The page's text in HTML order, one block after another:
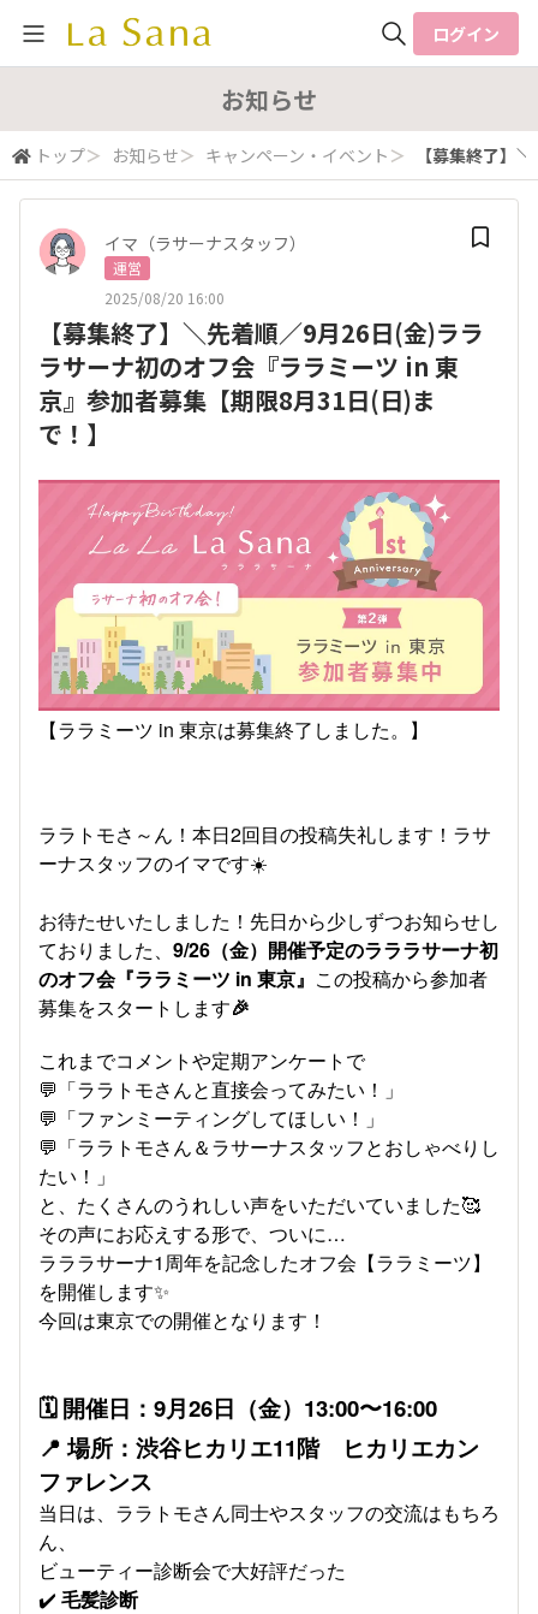
検索
ログイン
お知らせ
トップ＞ お知らせ＞ キャンペーン・イベント ＞ 【募集終了】
イマ（ラサーナスタッフ）
運営
2025/08/20 16:00
【募集終了】＼先着順／9月26日(金)ララ
ラサーナ初のオフ会『ララミーツ in 東
京』参加者募集【期限8月31日(日)ま
で！】
【ララミーツ in 東京は募集終了しました。】
ララトモさ～ん！本日2回目の投稿失礼します！ラサ
ーナスタッフのイマです☀️
お待たせいたしました！先日から少しずつお知らせし
ておりました、 9/26（金）開催予定のラララサーナ初
のオフ会『ララミーツ in 東京』 この投稿から参加者
募集をスタートします🎉
これまでコメントや定期アンケートで
💬「ララトモさんと直接会ってみたい！」
💬「ファンミーティングしてほしい！」
💬「ララトモさん＆ラサーナスタッフとおしゃべりし
たい！」
と、たくさんのうれしい声をいただいていました🥰
その声にお応えする形で、ついに…
ラララサーナ1周年を記念したオフ会【ララミーツ】
を開催します✨
今回は東京での開催となります！
🗓開催日：9月26日（金）13:00〜16:00
📍場所：渋谷ヒカリエ11階 ヒカリエカン
ファレンス
当日は、ララトモさん同士やスタッフの交流はもちろ
ん、
ビューティー診断会で大好評だった
✔️ 毛髪診断